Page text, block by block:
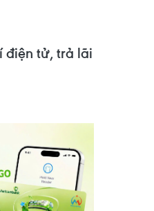
điện tử, trả lãi